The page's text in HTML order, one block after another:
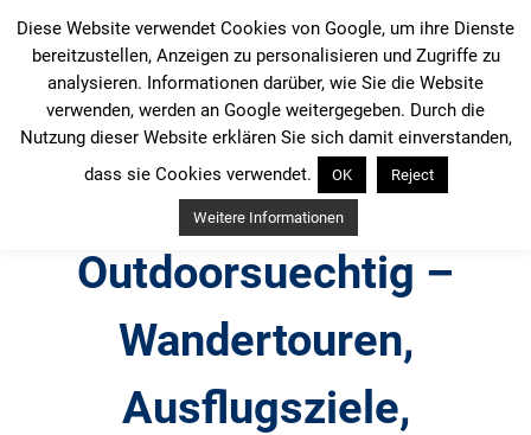
Inhalt
springen
Outdoorsuechtig –
Wandertouren,
Ausflugsziele,
Diese Website verwendet Cookies von Google, um ihre Dienste
bereitzustellen, Anzeigen zu personalisieren und Zugriffe zu
analysieren. Informationen darüber, wie Sie die Website
verwenden, werden an Google weitergegeben. Durch die
Nutzung dieser Website erklären Sie sich damit einverstanden,
dass sie Cookies verwendet.
OK Reject
Weitere Informationen